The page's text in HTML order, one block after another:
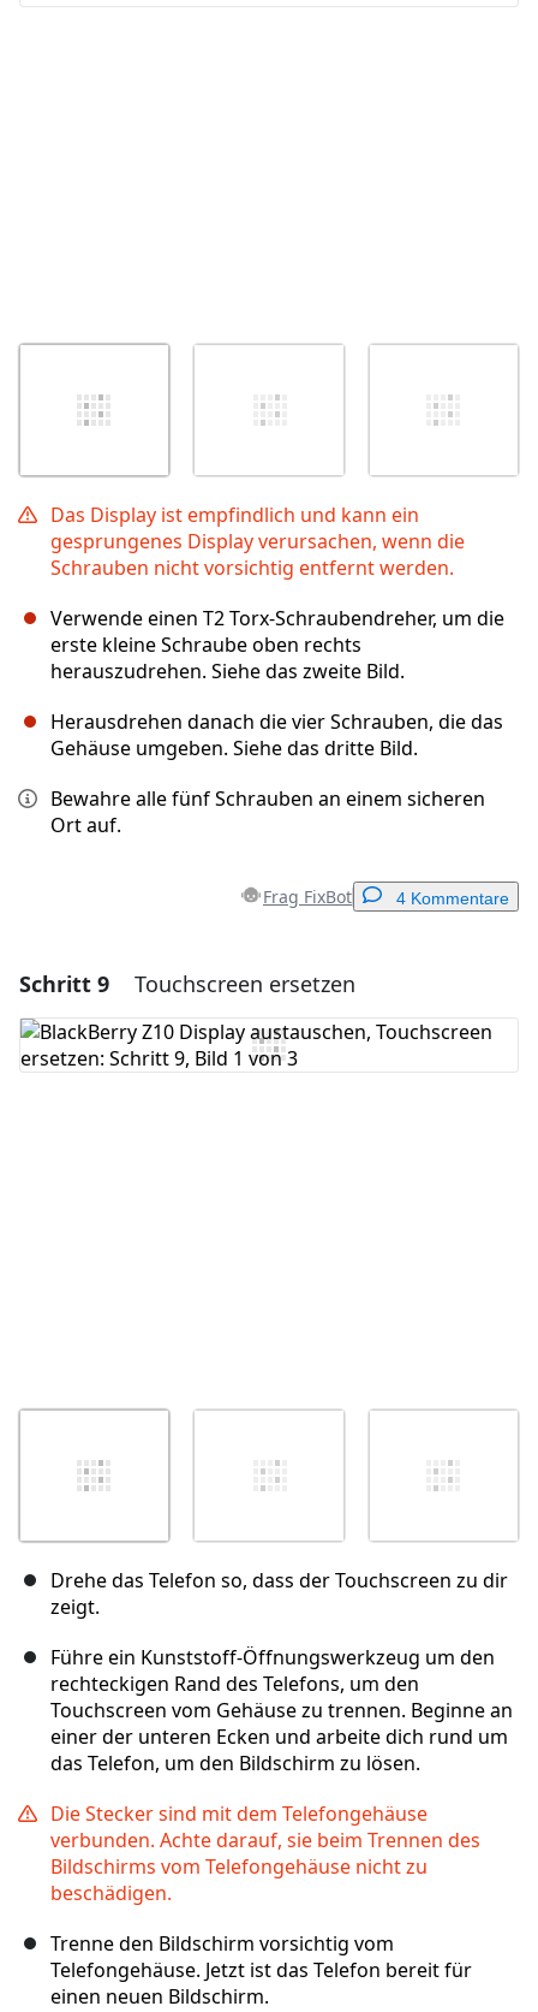
Das Display ist empfindlich und kann ein
gesprungenes Display verursachen, wenn die
Schrauben nicht vorsichtig entfernt werden.
Verwende einen T2 Torx-Schraubendreher, um die
erste kleine Schraube oben rechts
herauszudrehen. Siehe das zweite Bild.
Herausdrehen danach die vier Schrauben, die das
Gehäuse umgeben. Siehe das dritte Bild.
Bewahre alle fünf Schrauben an einem sicheren
Ort auf.
Frag FixBot 4 Kommentare
Einen Kommentar hinzufügen
Kommentar hinzufügen
Schritt 9 Touchscreen ersetzen
Drehe das Telefon so, dass der Touchscreen zu dir
zeigt.
Führe ein Kunststoff-Öffnungswerkzeug um den
rechteckigen Rand des Telefons, um den
Touchscreen vom Gehäuse zu trennen. Beginne an
einer der unteren Ecken und arbeite dich rund um
das Telefon, um den Bildschirm zu lösen.
Die Stecker sind mit dem Telefongehäuse
verbunden. Achte darauf, sie beim Trennen des
Bildschirms vom Telefongehäuse nicht zu
beschädigen.
Trenne den Bildschirm vorsichtig vom
Telefongehäuse. Jetzt ist das Telefon bereit für
einen neuen Bildschirm.